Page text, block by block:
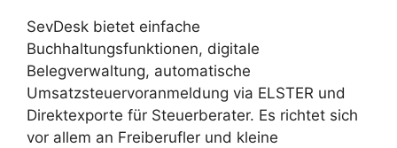
SevDesk bietet einfache
Buchhaltungsfunktionen, digitale
Belegverwaltung, automatische
Umsatzsteuervoranmeldung via ELSTER und
Direktexporte für Steuerberater. Es richtet sich
vor allem an Freiberufler und kleine